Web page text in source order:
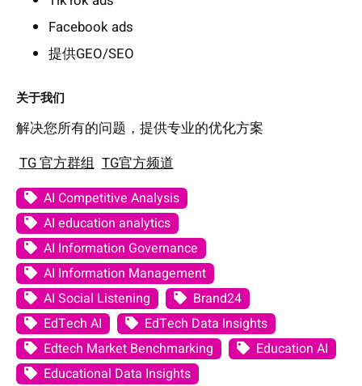
Facebook ads
提供GEO/SEO
关于我们
解决您所有的问题，提供专业的优化方案
TG 官方群组 TG官方频道
AI Competitive Analysis
AI education analytics
AI Information Governance
AI Information Management
AI Social Listening
Brand24
EdTech AI
EdTech Data Insights
Edtech Market Benchmarking
Education AI
Educational Data Insights